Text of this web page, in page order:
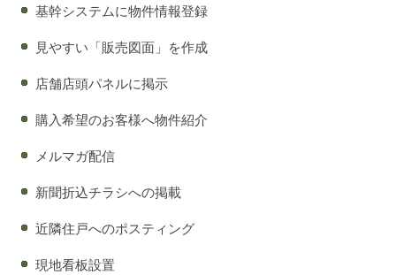
基幹システムに物件情報登録
見やすい「販売図面」を作成
店舗店頭パネルに掲示
購入希望のお客様へ物件紹介
メルマガ配信
新聞折込チラシへの掲載
近隣住戸へのポスティング
現地看板設置